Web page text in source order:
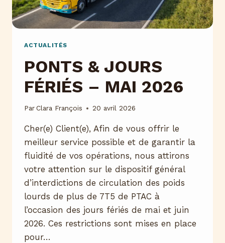
ACTUALITÉS
PONTS & JOURS
FÉRIÉS – MAI 2026
ParClara François 20 avril 2026
Cher(e) Client(e), Afin de vous offrir le
meilleur service possible et de garantir la
fluidité de vos opérations, nous attirons
votre attention sur le dispositif général
d’interdictions de circulation des poids
lourds de plus de 7T5 de PTAC à
l’occasion des jours fériés de mai et juin
2026. Ces restrictions sont mises en place
pour…